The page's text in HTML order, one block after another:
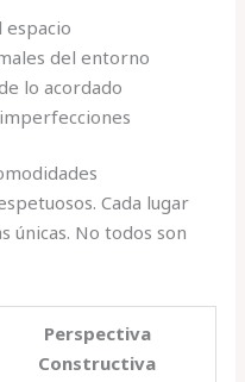
espacio
del entorno
lo acordado
Cada lugar
únicas. No todos son
Perspectiva
Constructiva